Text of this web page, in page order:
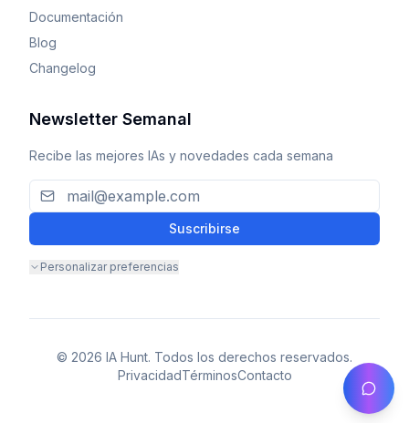
Documentación
Blog
Changelog
Newsletter Semanal
Recibe las mejores IAs y novedades cada semana
Suscribirse
Personalizar preferencias
© 2026 IA Hunt. Todos los derechos reservados.
PrivacidadTérminosContacto